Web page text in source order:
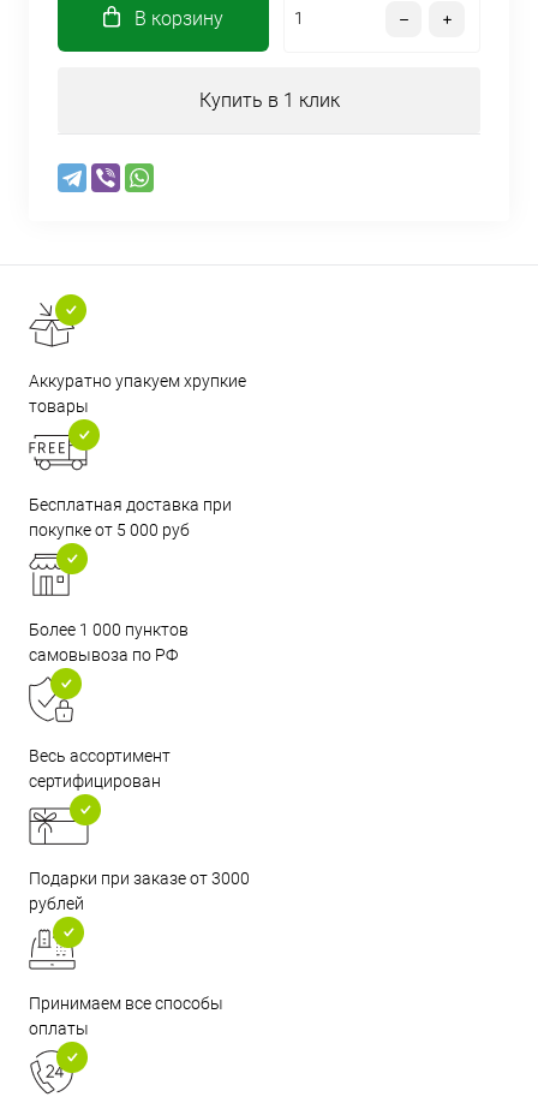
В корзину
Купить в 1 клик
Аккуратно упакуем хрупкие
товары
Бесплатная доставка при
покупке от 5 000 руб
Более 1 000 пунктов
самовывоза по РФ
Весь ассортимент
сертифицирован
Подарки при заказе от 3000
рублей
Принимаем все способы
оплаты